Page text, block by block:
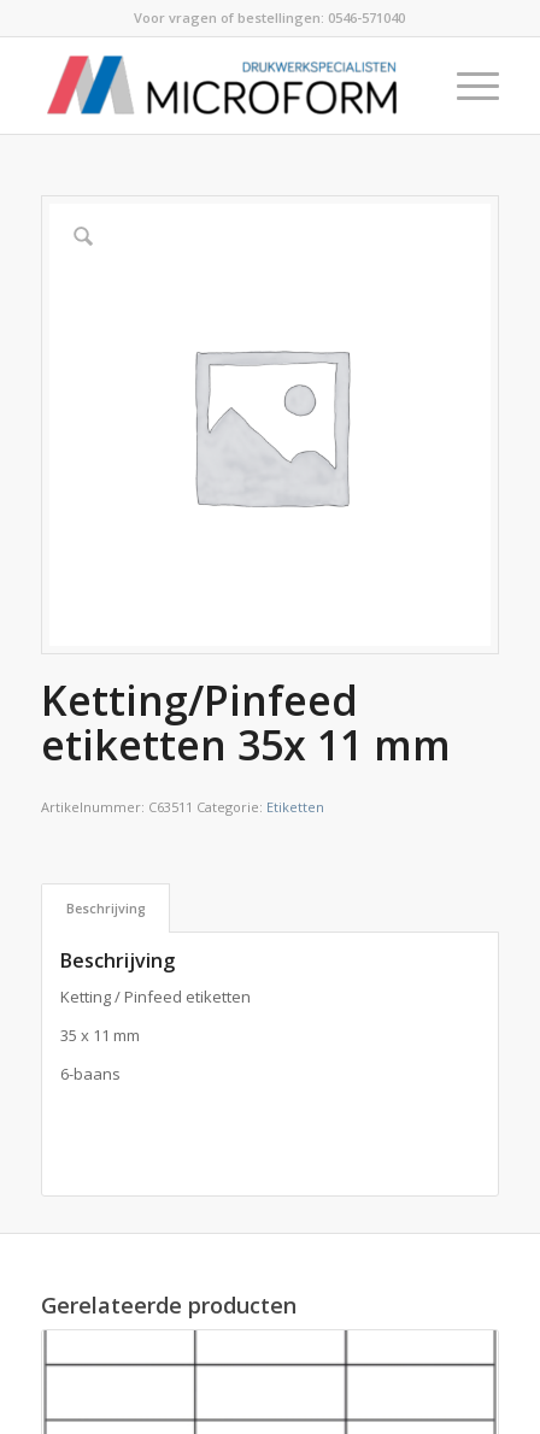
Voor vragen of bestellingen: 0546-571040
Ketting/Pinfeed
etiketten 35x 11 mm
Artikelnummer: C63511 Categorie: Etiketten
Beschrijving
Beschrijving
Ketting / Pinfeed etiketten
35 x 11 mm
6-baans
Gerelateerde producten